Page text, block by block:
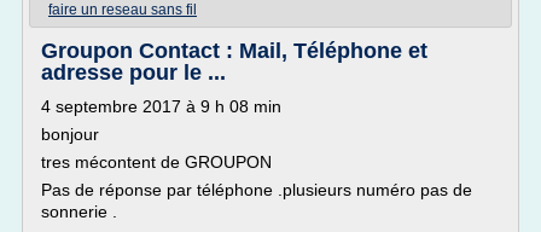
faire un reseau sans fil
Groupon Contact : Mail, Téléphone et
adresse pour le ...
4 septembre 2017 à 9 h 08 min
bonjour
tres mécontent de GROUPON
Pas de réponse par téléphone .plusieurs numéro pas de
sonnerie .